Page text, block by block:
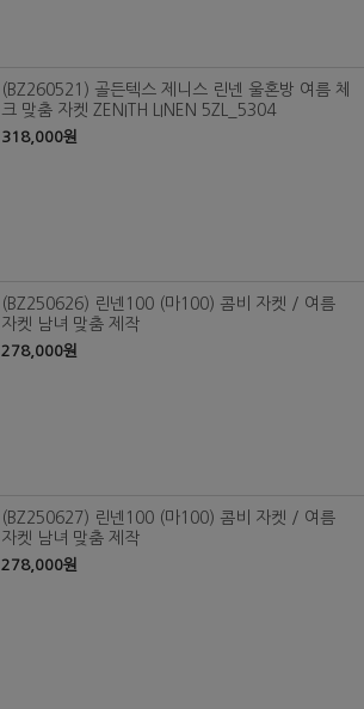
(BZ260521) 골든텍스 제니스 린넨 울혼방 여름 체
크 맞춤 자켓 ZENITH LINEN 5ZL_5304
318,000원
(BZ250626) 린넨100 (마100) 콤비 자켓 / 여름
자켓 남녀 맞춤 제작
278,000원
(BZ250627) 린넨100 (마100) 콤비 자켓 / 여름
자켓 남녀 맞춤 제작
278,000원